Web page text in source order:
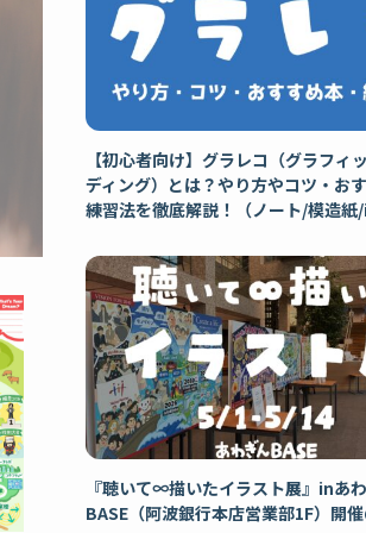
【初心者向け】グラレコ（グラフィ
ディング）とは？やり方やコツ・お
練習法を徹底解説！（ノート/模造紙/
『聴いて∞描いたイラスト展』inあ
BASE（阿波銀行本店営業部1F）開